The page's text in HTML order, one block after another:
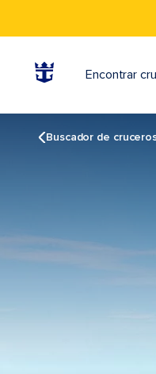
Encontrar
Buscador de